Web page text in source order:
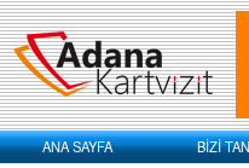
ANA SAYFA BİZİ